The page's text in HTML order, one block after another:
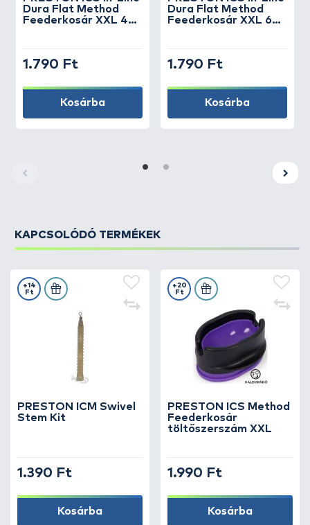
Dura Flat Method
Feederkosár XXL 45
1.790 Ft
Kosárba
Dura Flat Method
Feederkosár XXL 60
1.790 Ft
Kosárba
KAPCSOLÓDÓ TERMÉKEK
PRESTON ICM Swivel
Stem Kit
+14
Ft
1.390 Ft
Kosárba
PRESTON ICS Method
Feederkosár
töltőszerszám XXL
+20
Ft
1.990 Ft
Kosárba